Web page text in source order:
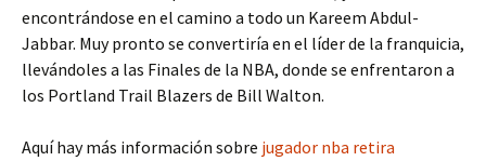
encontrándose en el camino a todo un Kareem Abdul-
Jabbar. Muy pronto se convertiría en el líder de la franquicia,
llevándoles a las Finales de la NBA, donde se enfrentaron a
los Portland Trail Blazers de Bill Walton.
Aquí hay más información sobre jugador nba retira